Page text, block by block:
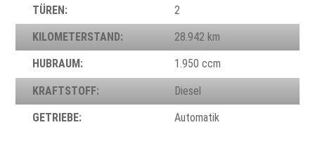
TÜREN: 2
KILOMETERSTAND: 28.942 km
HUBRAUM: 1.950 ccm
KRAFTSTOFF: Diesel
GETRIEBE: Automatik